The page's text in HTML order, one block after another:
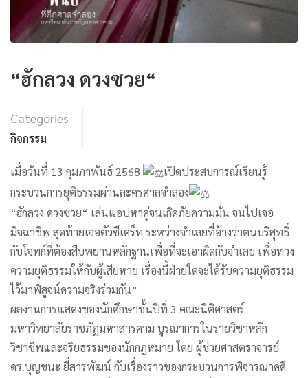
“ฮักลวง ดวงซวย“
Categories
กิจกรรม
เมื่อวันที่ 13 กุมภาพันธ์ 2568
เปิดประสบการณ์เรียนรู้
กระบวนการยุติธรรมผ่านละครศาลจำลอง
“ฮักลวง ดวงซวย“ เล่นแอปหาคู่จนเกิดภัยความมั่น จนไปเจอ
มิจฉาชีพ สุดท้ายเจอตัวซีเคร็ท ระหว่างจำเลยที่อ้างว่าตนบริสุทธิ์
กับโจทก์ที่ต้องสืบพยานหลักฐานเพื่อที่จะเอาผิดกับจำเลย เพื่อทวง
ความยุติธรรมให้กับผู้เสียหาย เรื่องนี้ฝ่ายใดจะได้รับความยุติธรรม
ไว้มาพิสูจน์ความจริงร่วมกัน”
ผลงานการแสดงของนักศึกษาชั้นปีที่ 3 คณะนิติศาสตร์
มหาวิทยาลัยราชภัฏมหาสารคาม บูรณาการในรายวิชาหลัก
วิชาชีพและจริยธรรมของนักกฎหมาย โดย ผู้ช่วยศาสตราจารย์
ดร.บุญชนะ ยี่สารพัฒน์ กับเรื่องราวของกระบวนการพิจารณาคดี